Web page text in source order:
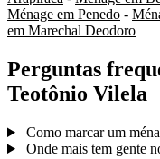
Ménage em Penedo -
em Marechal Deodoro
Perguntas
Teotônio Vilela
Como marcar um
Onde mais tem gente